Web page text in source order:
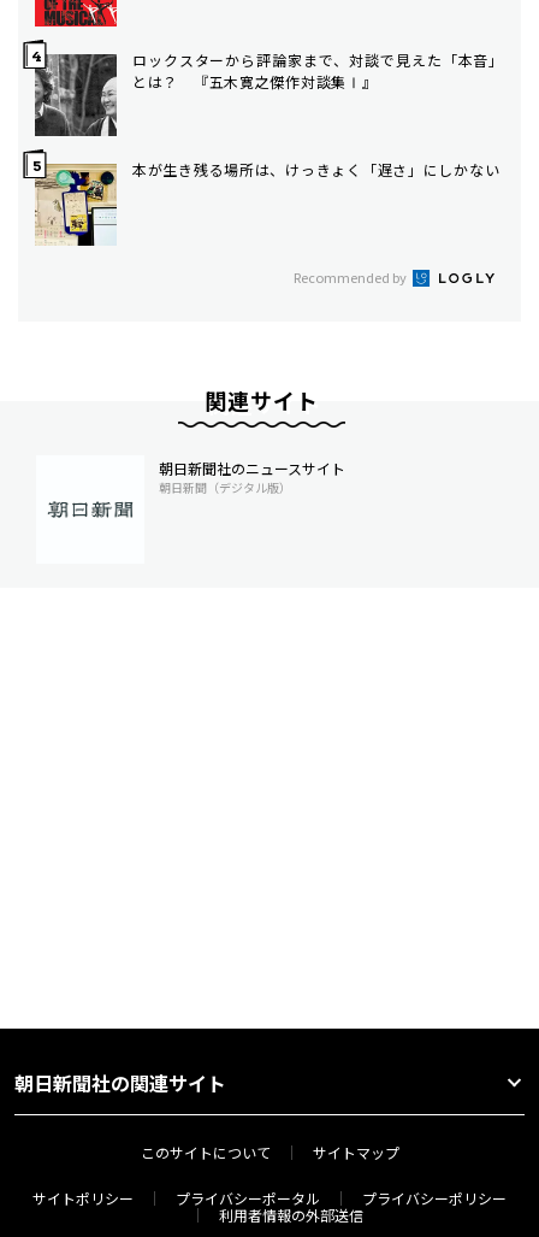
ロックスターから評論家まで、対談で見えた「本音」
とは？ 『五木寛之傑作対談集Ⅰ』
本が生き残る場所は、けっきょく「遅さ」にしかない
Recommended by
関連サイト
朝日新聞社のニュースサイト
朝日新聞（デジタル版）
朝日新聞社の関連サイト
このサイトについて サイトマップ
サイトポリシー プライバシーポータル
プライバシーポリシー
利用者情報の外部送信